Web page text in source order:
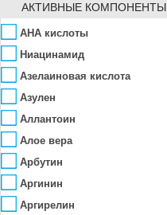
Anna Lotan
Argital
Arkana
Aubrey
Babe Laboratorios
Bandi Cosmetics
Bellefontaine
Bellitas
Benton
Bio-Logical
АКТИВНЫЕ КОМПОНЕНТЫ
AHA кислоты
Hиaцинaмид
Азелаиновая кислота
Азулен
Аллантоин
Алое вера
Арбутин
Аргинин
Аргирелин